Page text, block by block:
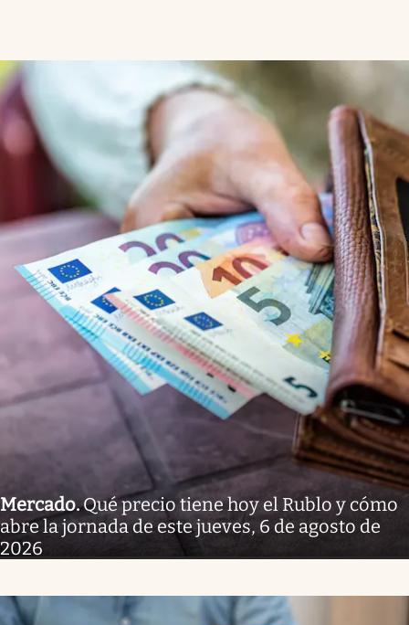
Mercado.Qué precio tiene hoy el Rublo y cómo
abre la jornada de este jueves, 6 de agosto de
2026